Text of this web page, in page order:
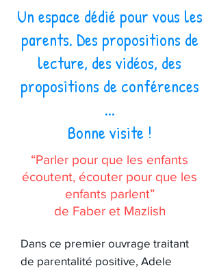
Un espace dédié pour vous les
parents. Des propositions de
lecture, des vidéos, des
propositions de conférences
...
Bonne visite !
“Parler pour que les enfants
écoutent, écouter pour que les
enfants parlent”
de Faber et Mazlish
Dans ce premier ouvrage traitant
de parentalité positive, Adele